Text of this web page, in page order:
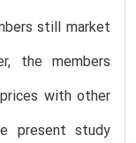
still market
the members
with other
present study